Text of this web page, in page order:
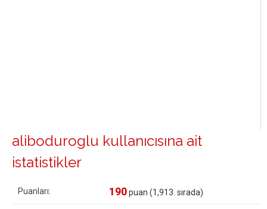
aliboduroglu kullanıcısına ait
istatistikler
Puanları: 190puan (1,913 . sırada)